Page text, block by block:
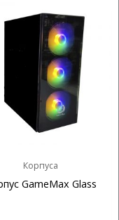
Корпуса
GameMax Glass